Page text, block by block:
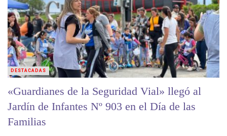
«Guardianes de la Seguridad Vial» llegó al
Jardín de Infantes Nº 903 en el Día de las
Familias
DESTACADAS